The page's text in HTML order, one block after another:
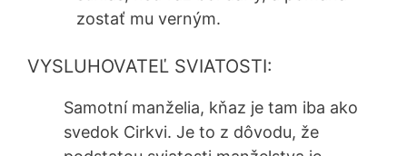
zostať mu verným.
VYSLUHOVATEĽ SVIATOSTI:
Samotní manželia, kňaz je tam iba ako
svedok Cirkvi. Je to z dôvodu, že